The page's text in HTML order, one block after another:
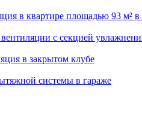
в квартире площадью 93
с секцией
в закрытом клубе
системы в гараже